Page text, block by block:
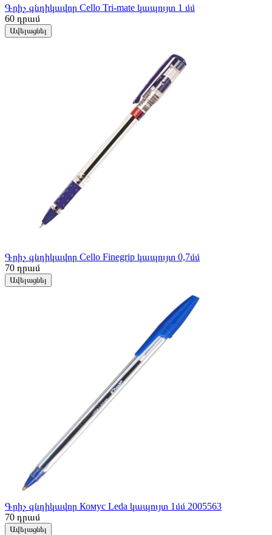
Գրիչ գնդիկավոր Cello Tri-mate կապույտ 1 մմ
60 դրամ
Ավելացնել
Գրիչ գնդիկավոր Cello Finegrip կապույտ 0,7մմ
70 դրամ
Ավելացնել
Գրիչ գնդիկավոր Комус Leda կապույտ 1մմ 2005563
70 դրամ
Ավելացնել